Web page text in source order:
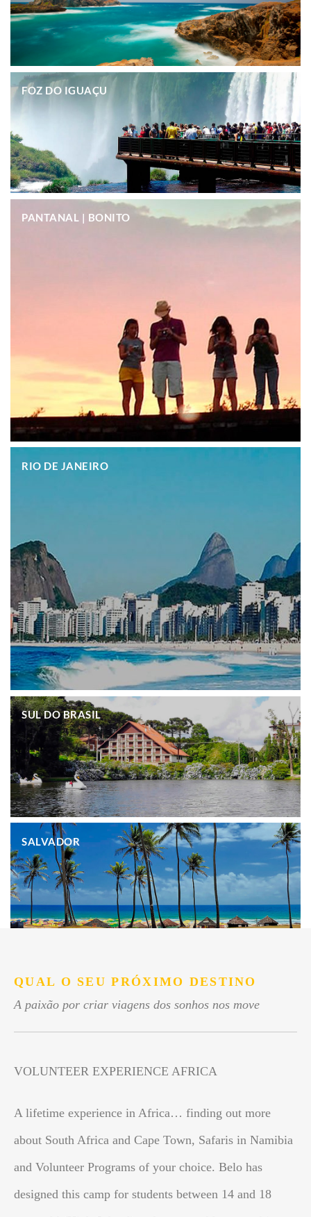
FOZ DO IGUAÇU
PANTANAL | BONITO
RIO DE JANEIRO
.
SUL DO BRASIL
SALVADOR
QUAL O SEU PRÓXIMO DESTINO
A paixão por criar viagens dos sonhos nos move
VOLUNTEER EXPERIENCE AFRICA
A lifetime experience in Africa… finding out more
about South Africa and Cape Town, Safaris in Namibia
and Volunteer Programs of your choice. Belo has
designed this camp for students between 14 and 18